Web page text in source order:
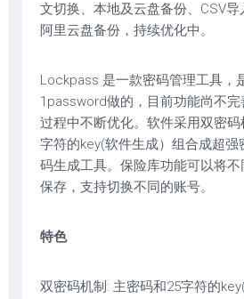
文切换、本地及云盘备份、CSV
阿里云盘备份，持续优化中。
Lockpass 是一款密码管理工具，
1password做的，目前功能尚不完
过程中不断优化。软件采用双密
字符的key(软件生成）组合成超
码生成工具。保险库功能可以将
保存，支持切换不同的账号。
特色
双密码机制: 主密码和25字符的